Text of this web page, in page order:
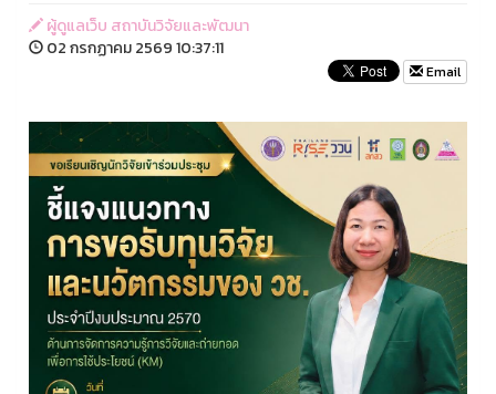
ผู้ดูแลเว็บ สถาบันวิจัยและพัฒนา
02 กรกฏาคม 2569 10:37:11
Email